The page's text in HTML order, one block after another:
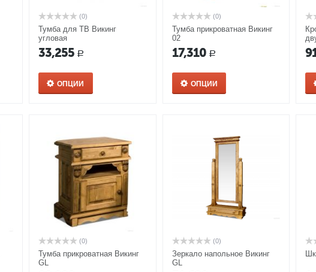
(0)
Тумба для ТВ Викинг
угловая
33,255 Р
ОПЦИИ
(0)
Тумба прикроватная Викинг
02
17,310 Р
ОПЦИИ
(0)
Тумба прикроватная Викинг
GL
(0)
Зеркало напольное Викинг
GL